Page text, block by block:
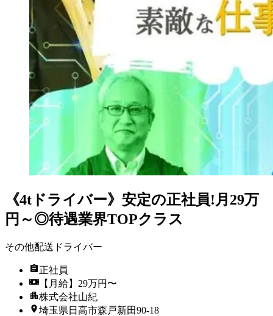
《4tドライバー》安定の正社員!月29万
円～◎待遇業界TOPクラス
その他配送ドライバー
正社員
【月給】29万円〜
株式会社山紀
埼玉県日高市森戸新田90-18